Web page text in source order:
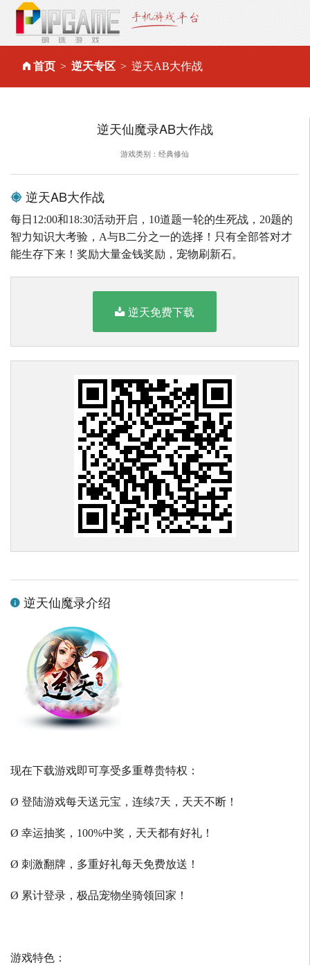
首页 逆天专区 逆天AB大作战
逆天仙魔录AB大作战
游戏类别：经典修仙
逆天AB大作战
每日12:00和18:30活动开启，10道题一轮的生死战，20题的
智力知识大考验，A与B二分之一的选择！只有全部答对才
能生存下来！奖励大量金钱奖励，宠物刷新石。
逆天免费下载
逆天仙魔录介绍
现在下载游戏即可享受多重尊贵特权：
Ø 登陆游戏每天送元宝，连续7天，天天不断！
Ø 幸运抽奖，100%中奖，天天都有好礼！
Ø 刺激翻牌，多重好礼每天免费放送！
Ø 累计登录，极品宠物坐骑领回家！
游戏特色：